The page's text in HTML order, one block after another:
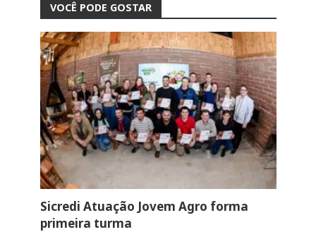
VOCÊ PODE GOSTAR
Sicredi Atuação Jovem Agro forma
primeira turma